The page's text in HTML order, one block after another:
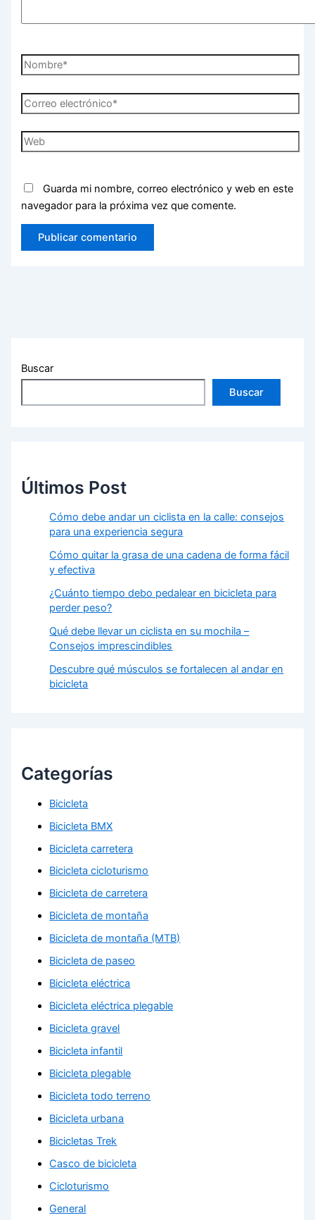
Nombre*
Correo
electrónico*
Web
Guarda mi nombre, correo electrónico y web en este
navegador para la próxima vez que comente.
Buscar
Buscar
Últimos Post
Cómo debe andar un ciclista en la calle: consejos
para una experiencia segura
Cómo quitar la grasa de una cadena de forma fácil
y efectiva
¿Cuánto tiempo debo pedalear en bicicleta para
perder peso?
Qué debe llevar un ciclista en su mochila –
Consejos imprescindibles
Descubre qué músculos se fortalecen al andar en
bicicleta
Categorías
Bicicleta
Bicicleta BMX
Bicicleta carretera
Bicicleta cicloturismo
Bicicleta de carretera
Bicicleta de montaña
Bicicleta de montaña (MTB)
Bicicleta de paseo
Bicicleta eléctrica
Bicicleta eléctrica plegable
Bicicleta gravel
Bicicleta infantil
Bicicleta plegable
Bicicleta todo terreno
Bicicleta urbana
Bicicletas Trek
Casco de bicicleta
Cicloturismo
General